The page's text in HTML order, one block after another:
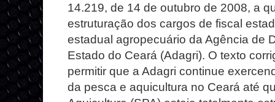
14.219, de 14 de outubro de 2008, a
estruturação dos cargos de fiscal
estadual agropecuário da Agência de
Estado do Ceará (Adagri). O texto
permitir que a Adagri continue
da pesca e aquicultura no Ceará até